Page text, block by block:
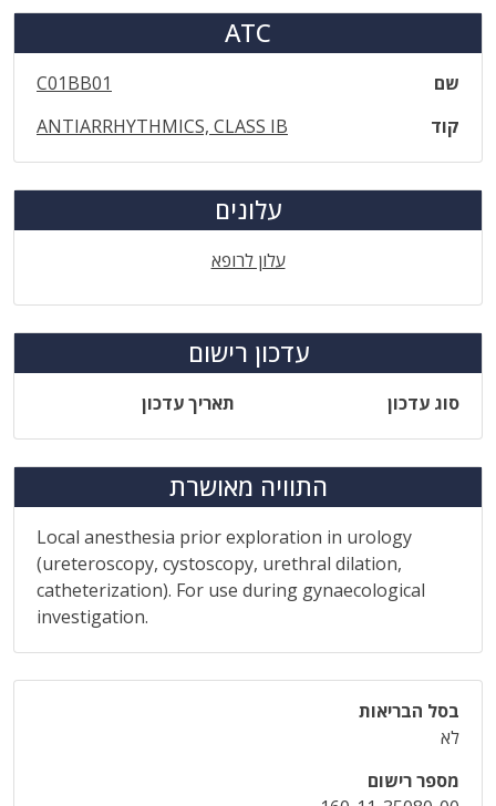
ATC
שם
C01BB01
קוד
ANTIARRHYTHMICS, CLASS IB
עלונים
עלון לרופא
עדכון רישום
סוג עדכון תאריך עדכון
התוויה מאושרת
Local anesthesia prior exploration in urology
(ureteroscopy, cystoscopy, urethral dilation,
catheterization). For use during gynaecological
investigation.
בסל הבריאות
לא
מספר רישום